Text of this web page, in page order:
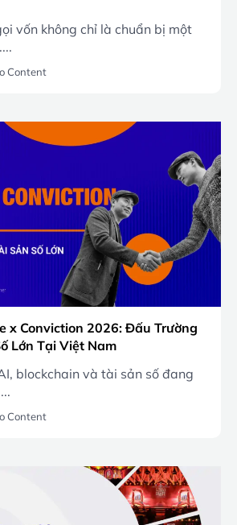
vốn không chỉ là chuẩn bị một
Content
x Conviction 2026: Đấu Trường
Lớn Tại Việt Nam
blockchain và tài sản số đang
Content